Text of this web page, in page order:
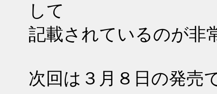
して
記載されているのが非
次回は３月８日の発売